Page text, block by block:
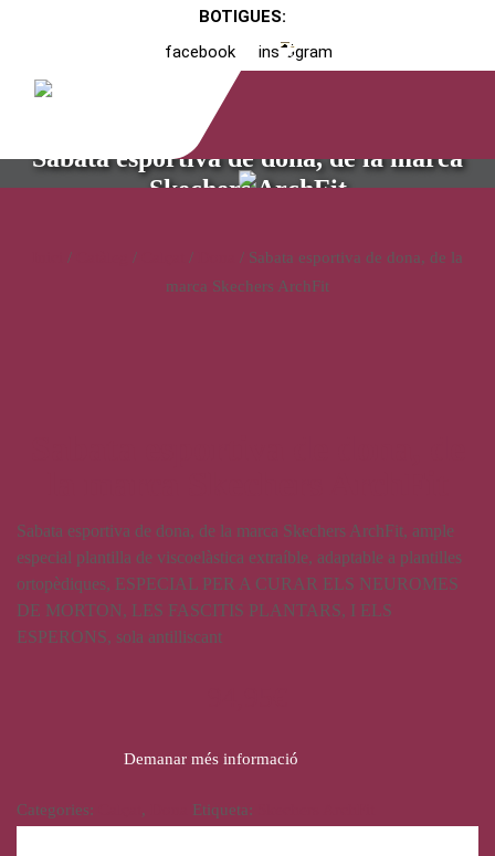
BOTIGUES:
facebook
instagram
Sabata esportiva de dona, de la marca
Skechers ArchFit
/ / /
/ Sabata esportiva de dona, de la
marca Skechers ArchFit
Sabata esportiva de dona, de la marca Skechers ArchFit, ample
especial plantilla de viscoelàstica extraíble, adaptable a plantilles
ortopèdiques, ESPECIAL PER A CURAR ELS NEUROMES
DE MORTON, LES FASCITIS PLANTARS, I ELS
ESPERONS, sola antilliscant
Demanar més informació
Categories: , Etiqueta: